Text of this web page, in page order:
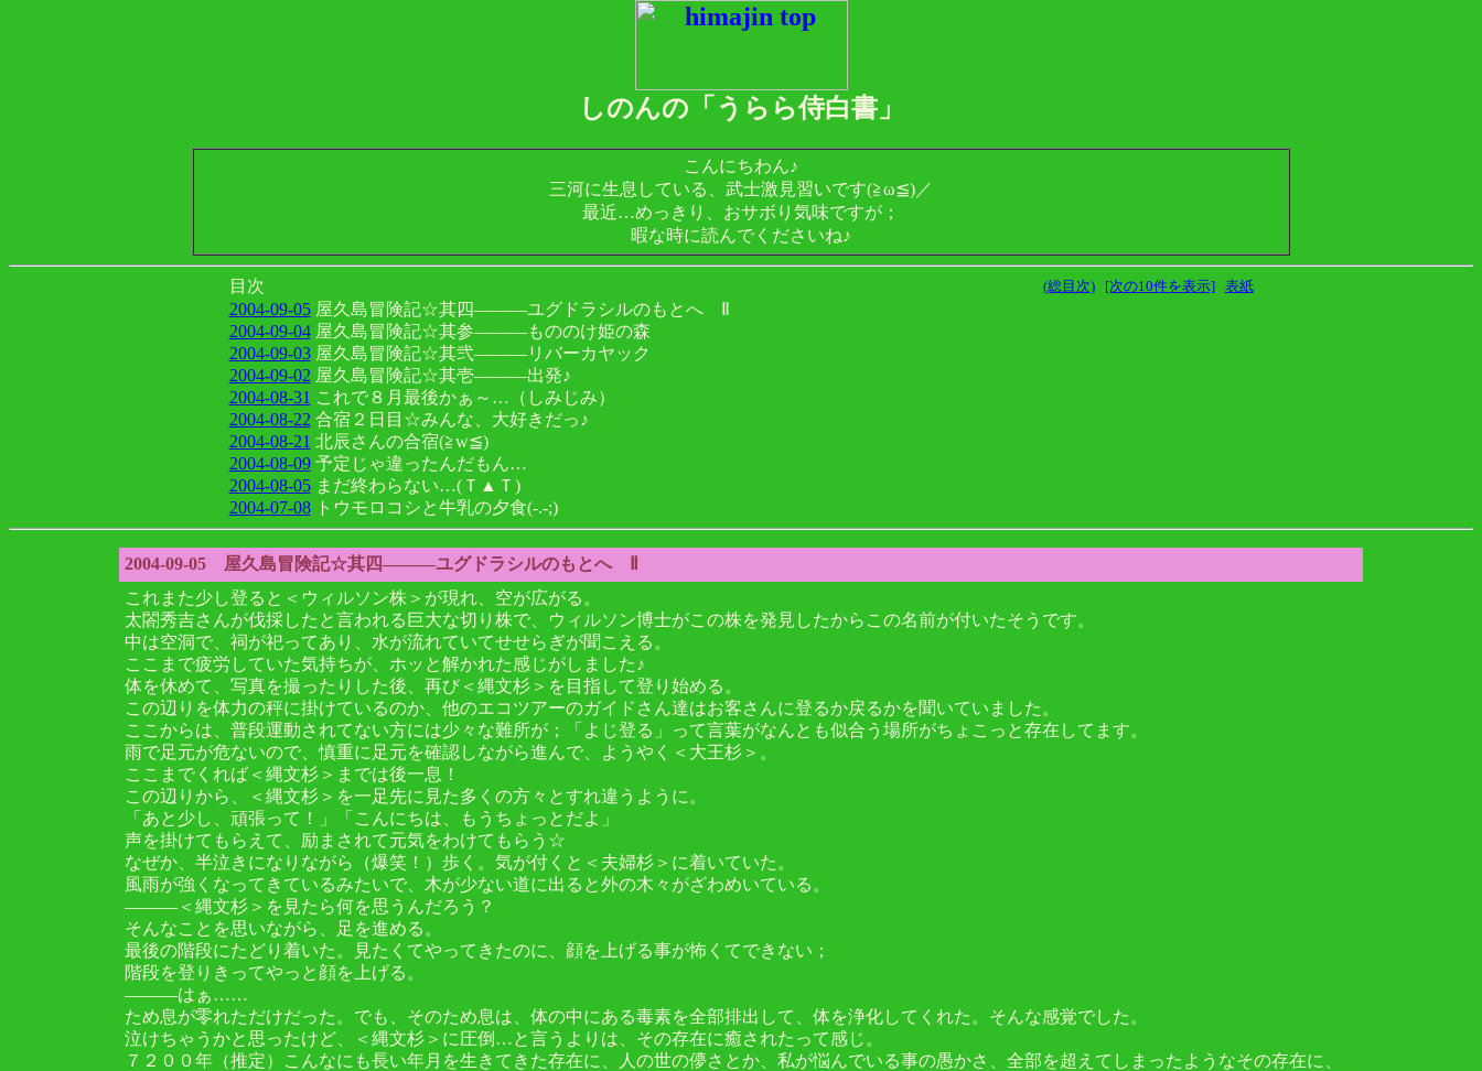
しのんの「うらら侍白書」
こんにちわん♪
三河に生息している、武士激見習いです(≧ω≦)／
最近…めっきり、おサボり気味ですが；
暇な時に読んでくださいね♪
目次 (総目次) [次の10件を表示] 表紙
2004-09-05屋久島冒険記☆其四―――ユグドラシルのもとへ Ⅱ
2004-09-04屋久島冒険記☆其参―――もののけ姫の森
2004-09-03屋久島冒険記☆其弐―――リバーカヤック
2004-09-02 屋久島冒険記☆其壱―――出発♪
2004-08-31 これで８月最後かぁ～…（しみじみ）
2004-08-22 合宿２日目☆みんな、大好きだっ♪
2004-08-21 北辰さんの合宿(≧w≦)
2004-08-09予定じゃ違ったんだもん…
2004-08-05まだ終わらない…(Ｔ▲Ｔ)
2004-07-08トウモロコシと牛乳の夕食(-.-;)
2004-09-05 屋久島冒険記☆其四―――ユグドラシルのもとへ Ⅱ
これまた少し登ると＜ウィルソン株＞が現れ、空が広がる。
太閤秀吉さんが伐採したと言われる巨大な切り株で、ウィルソン博士がこの株を発見したからこの名前が付いたそうです。
中は空洞で、祠が祀ってあり、水が流れていてせせらぎが聞こえる。
ここまで疲労していた気持ちが、ホッと解かれた感じがしました♪
体を休めて、写真を撮ったりした後、再び＜縄文杉＞を目指して登り始める。
この辺りを体力の秤に掛けているのか、他のエコツアーのガイドさん達はお客さんに登るか戻るかを聞いていました。
ここからは、普段運動されてない方には少々な難所が；「よじ登る」って言葉がなんとも似合う場所がちょこっと存在してます。
雨で足元が危ないので、慎重に足元を確認しながら進んで、ようやく＜大王杉＞。
ここまでくれば＜縄文杉＞までは後一息！
この辺りから、＜縄文杉＞を一足先に見た多くの方々とすれ違うように。
「あと少し、頑張って！」「こんにちは、もうちょっとだよ」
声を掛けてもらえて、励まされて元気をわけてもらう☆
なぜか、半泣きになりながら（爆笑！）歩く。気が付くと＜夫婦杉＞に着いていた。
風雨が強くなってきているみたいで、木が少ない道に出ると外の木々がざわめいている。
―――＜縄文杉＞を見たら何を思うんだろう？
そんなことを思いながら、足を進める。
最後の階段にたどり着いた。見たくてやってきたのに、顔を上げる事が怖くてできない；
階段を登りきってやっと顔を上げる。
―――はぁ……
ため息が零れただけだった。でも、そのため息は、体の中にある毒素を全部排出して、体を浄化してくれた。そんな感覚でした。
泣けちゃうかと思ったけど、＜縄文杉＞に圧倒…と言うよりは、その存在に癒されたって感じ。
７２００年（推定）こんなにも長い年月を生きてきた存在に、人の世の儚さとか、私が悩んでいる事の愚かさ、全部を超えてしまったようなその存在に、